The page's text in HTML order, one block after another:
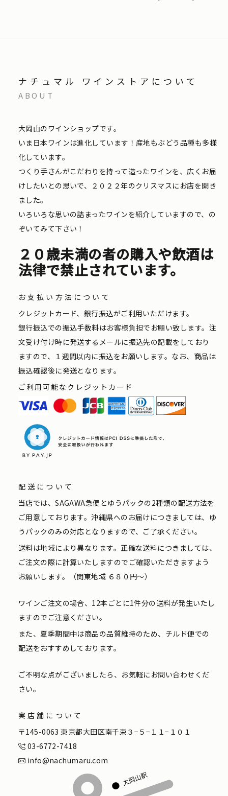
ナチュマル ワインストアについて
ABOUT
大岡山のワインショップです。
いま日本ワインは進化しています！産地もぶどう品種も多様
化しています。
つくり手さんがこだわりを持って造ったワインを、広くお届
けしたいとの思いで、２０２２年のクリスマスにお店を開き
ました。
いろいろな思いの詰まったワインを紹介していますので、の
ぞいてみて下さい！
２０歳未満の者の購入や飲酒は
法律で禁止されています。
お支払い方法について
クレジットカード、銀行振込がご利用いただけます。
銀行振込での振込手数料はお客様負担でお願い致します。注
文受け付け時に発送するメールに振込先の記載をしており
ますので、１週間以内に振込をお願いします。なお、商品は
振込確認後に発送となります。
ご利用可能なクレジットカード
配送について
当店では、SAGAWA急便とゆうパックの2種類の配送方法を
ご用意しております。沖縄県へのお届けにつきましては、ゆ
うパックのみの対応となりますので、ご了承ください。
送料は地域により異なります。正確な送料につきましては、
ご注文の際に計算いたしますのでご確認いただきますよう
お願いします。（関東地域 ６８０円〜）
ワインご注文の場合、12本ごとに1件分の送料が発生いたし
ますのでご注意ください。
また、夏季期間中は商品の品質維持のため、チルド便での
配送をおすすめしております。
ご不明な点がございましたら、お気軽にお問い合わせくだ
さい。
実店舗について
〒145-0063 東京都大田区南千束３−５−１１−１０１
03-6772-7418
info@nachumaru.com